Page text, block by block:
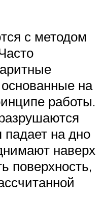
с методом
на
работы.
падает на дно
наверх
поверхность,